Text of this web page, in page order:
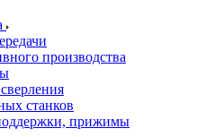
производства
станков
прижимы